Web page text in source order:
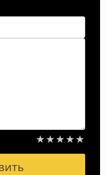
★
★
★
★
★